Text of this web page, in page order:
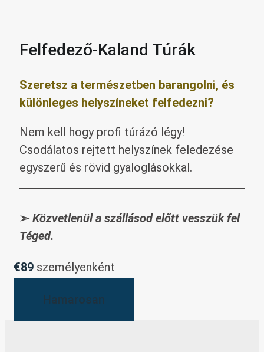
Felfedező-Kaland Túrák
Szeretsz a természetben barangolni, és
különleges helyszíneket felfedezni?
Nem kell hogy profi túrázó légy!
Csodálatos rejtett helyszínek feledezése
egyszerű és rövid gyaloglásokkal.
➣ Közvetlenül a szállásod előtt vesszük fel
Téged.
€89 személyenként
Hamarosan